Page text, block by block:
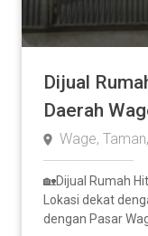
Dijual
Daerah
Wage,
🏡Dijual Rumah
Lokasi dekat
dengan Pasar